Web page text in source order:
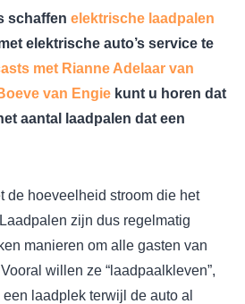
schaffen elektrische laadpalen
elektrische auto’s service te
met Rianne Adelaar van
van Engie kunt u horen dat
aantal laadpalen dat een
de hoeveelheid stroom die het
zijn dus regelmatig
manieren om alle gasten van
willen ze “laadpaalkleven”,
laadplek terwijl de auto al